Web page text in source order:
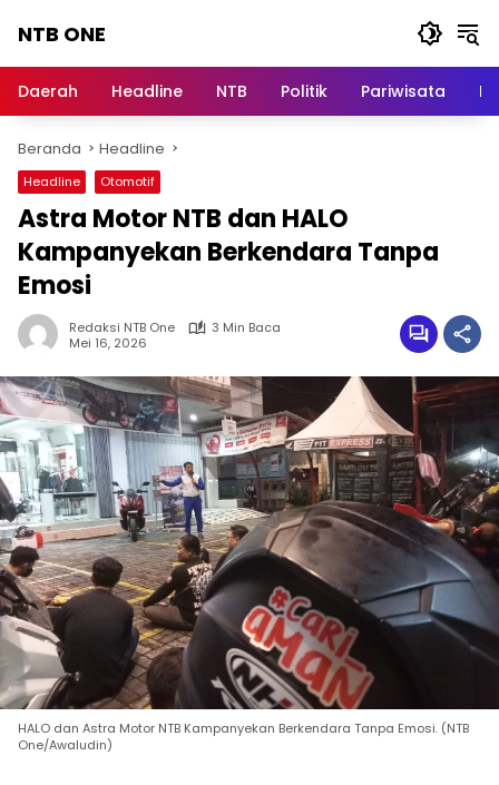
NTB ONE
dan
Berita
Lombok
Daerah Headline NTB Politik Pariwisata
Beranda Headline
Headline Otomotif
Astra Motor NTB dan HALO
Kampanyekan Berkendara Tanpa
Emosi
Redaksi NTB One
3 Min Baca
Mei 16, 2026
HALO dan Astra Motor NTB Kampanyekan Berkendara Tanpa Emosi. (NTB
One/Awaludin)